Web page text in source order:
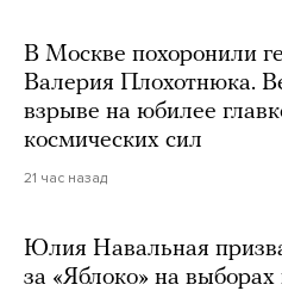
В Москве похоронили
Валерия Плохотнюка.
взрыве на юбилее
космических сил
21 час назад
Юлия Навальная
за «Яблоко» на выборах